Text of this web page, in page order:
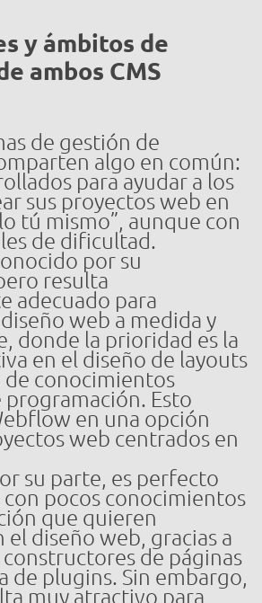
y ámbitos de
ambos CMS
de gestión de
algo en común:
para ayudar a los
sus proyectos web en
tú mismo”, aunque con
de dificultad.
por su
resulta
adecuado para
web a medida y
donde la prioridad es la
en el diseño de layouts
de conocimientos
programación. Esto
en una opción
web centrados en
su parte, es perfecto
con pocos conocimientos
que quieren
el diseño web, gracias a
de páginas
de plugins. Sin embargo,
muy atractivo para